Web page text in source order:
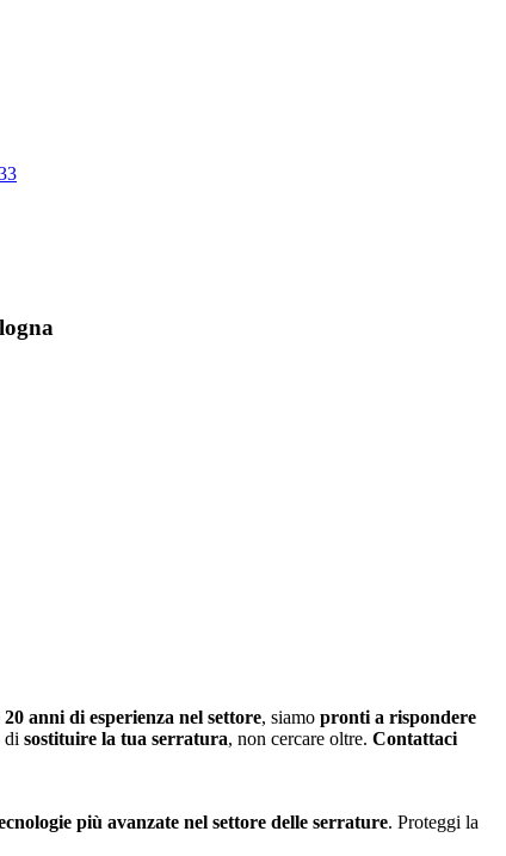
anni di esperienza nel settore, siamo pronti a rispondere
di sostituire la tua serratura, non cercare oltre. Contattaci
più avanzate nel settore delle serrature. Proteggi la